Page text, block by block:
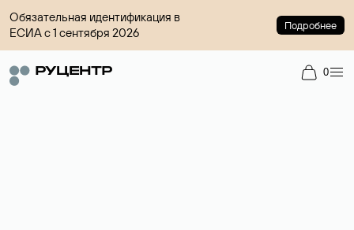
Обязательная идентификация в
ЕСИА с 1 сентября 2026
Подробнее
0